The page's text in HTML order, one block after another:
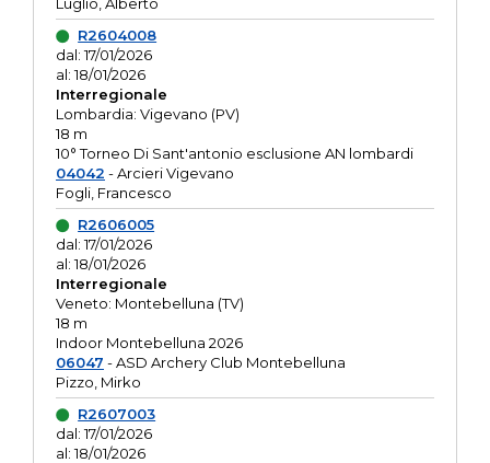
R2604008
dal: 17/01/2026
al: 18/01/2026
Interregionale
Lombardia: Vigevano (PV)
18 m
10° Torneo Di Sant'antonio esclusione AN lombardi
04042 - Arcieri Vigevano
Fogli, Francesco
R2606005
dal: 17/01/2026
al: 18/01/2026
Interregionale
Veneto: Montebelluna (TV)
18 m
Indoor Montebelluna 2026
06047 - ASD Archery Club Montebelluna
Pizzo, Mirko
R2607003
dal: 17/01/2026
al: 18/01/2026